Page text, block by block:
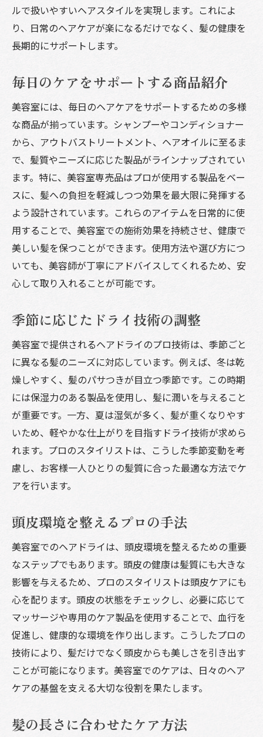
ルで扱いやすいヘアスタイルを実現します。これによ
り、日常のヘアケアが楽になるだけでなく、髪の健康を
長期的にサポートします。
毎日のケアをサポートする商品紹介
美容室には、毎日のヘアケアをサポートするための多様
な商品が揃っています。シャンプーやコンディショナー
から、アウトバストリートメント、ヘアオイルに至るま
で、髪質やニーズに応じた製品がラインナップされてい
ます。特に、美容室専売品はプロが使用する製品をベー
スに、髪への負担を軽減しつつ効果を最大限に発揮する
よう設計されています。これらのアイテムを日常的に使
用することで、美容室での施術効果を持続させ、健康で
美しい髪を保つことができます。使用方法や選び方につ
いても、美容師が丁寧にアドバイスしてくれるため、安
心して取り入れることが可能です。
季節に応じたドライ技術の調整
美容室で提供されるヘアドライのプロ技術は、季節ごと
に異なる髪のニーズに対応しています。例えば、冬は乾
燥しやすく、髪のパサつきが目立つ季節です。この時期
には保湿力のある製品を使用し、髪に潤いを与えること
が重要です。一方、夏は湿気が多く、髪が重くなりやす
いため、軽やかな仕上がりを目指すドライ技術が求めら
れます。プロのスタイリストは、こうした季節変動を考
慮し、お客様一人ひとりの髪質に合った最適な方法でケ
アを行います。
頭皮環境を整えるプロの手法
美容室でのヘアドライは、頭皮環境を整えるための重要
なステップでもあります。頭皮の健康は髪質にも大きな
影響を与えるため、プロのスタイリストは頭皮ケアにも
心を配ります。頭皮の状態をチェックし、必要に応じて
マッサージや専用のケア製品を使用することで、血行を
促進し、健康的な環境を作り出します。こうしたプロの
技術により、髪だけでなく頭皮からも美しさを引き出す
ことが可能になります。美容室でのケアは、日々のヘア
ケアの基盤を支える大切な役割を果たします。
髪の長さに合わせたケア方法